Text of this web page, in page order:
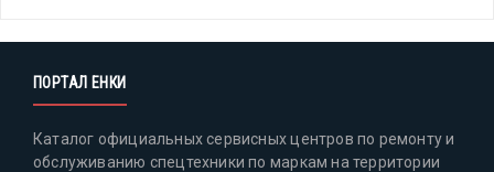
ПОРТАЛ ЕНКИ
Каталог официальных сервисных центров по ремонту и
обслуживанию спецтехники по маркам на территории